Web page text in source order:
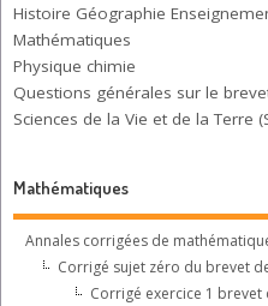
Histoire Géographie
Mathématiques
Physique chimie
Questions générales sur le
Sciences de la Vie et de la Terre
Mathématiques
Annales corrigées de
Corrigé sujet zéro du brevet
Corrigé exercice 1 brevet